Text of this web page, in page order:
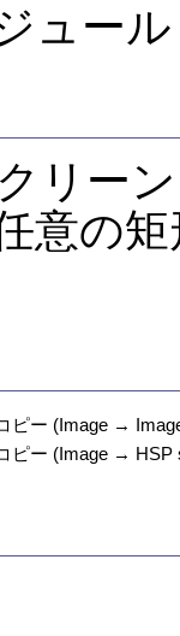
ュー
リー
意の
ピー (Image →
ピー (Image → HSP